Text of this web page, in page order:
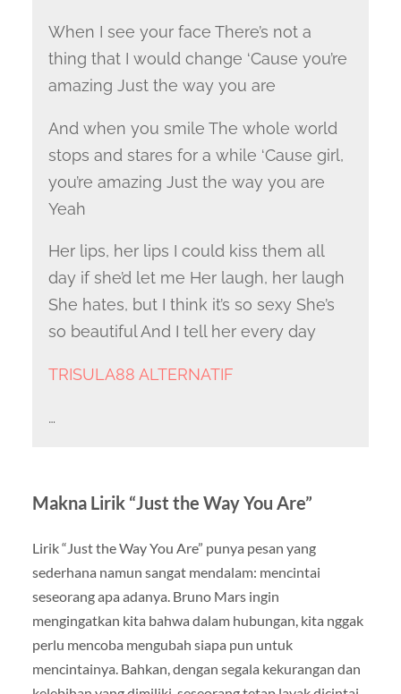
When I see your face There’s not a
thing that I would change ‘Cause you’re
amazing Just the way you are
And when you smile The whole world
stops and stares for a while ‘Cause girl,
you’re amazing Just the way you are
Yeah
Her lips, her lips I could kiss them all
day if she’d let me Her laugh, her laugh
She hates, but I think it’s so sexy She’s
so beautiful And I tell her every day
TRISULA88 ALTERNATIF
…
Makna Lirik “Just the Way You Are”
Lirik “Just the Way You Are” punya pesan yang
sederhana namun sangat mendalam: mencintai
seseorang apa adanya. Bruno Mars ingin
mengingatkan kita bahwa dalam hubungan, kita nggak
perlu mencoba mengubah siapa pun untuk
mencintainya. Bahkan, dengan segala kekurangan dan